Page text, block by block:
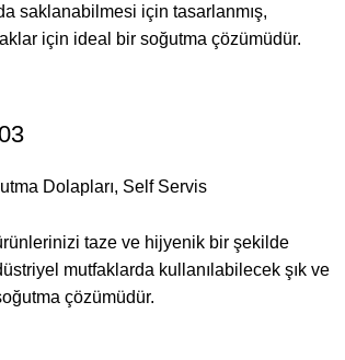
saklanabilmesi için tasarlanmış,
için ideal bir soğutma çözümüdür.
Dolapları, Self Servis
taze ve hijyenik bir şekilde
mutfaklarda kullanılabilecek şık ve
çözümüdür.